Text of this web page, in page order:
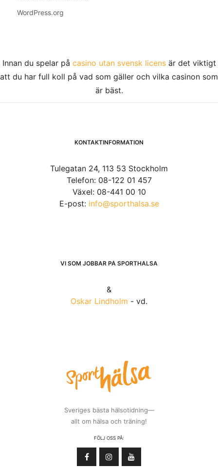
WordPress.org
Innan du spelar på casino utan svensk licensär det viktigt
att du har full koll på vad som gäller och vilka casinon som
är bäst.
KONTAKTINFORMATION
Tulegatan 24, 113 53 Stockholm
Telefon: 08-122 01 457
Växel: 08-441 00 10
E-post: info@sporthalsa.se
VI SOM JOBBAR PÅ SPORTHÄLSA
&
Oskar Lindholm - vd.
Sveriges bästa hälsotidning—
allt om hälsa och träning!
FÖLJ OSS PÅ: